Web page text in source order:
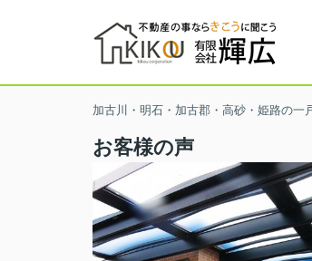
加古川・明石・加古郡・高砂・姫路の
お客様の声